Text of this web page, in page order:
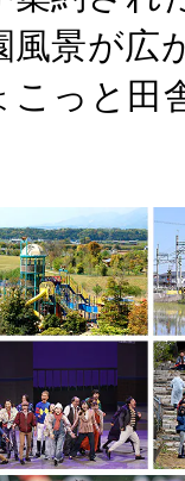
風景が広
こっと田